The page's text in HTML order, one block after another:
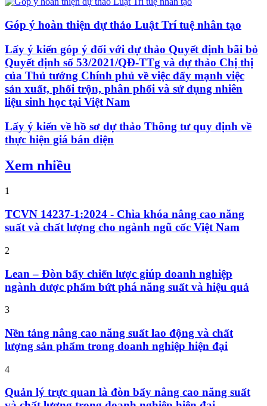
Góp ý hoàn thiện dự thảo Luật Trí tuệ nhân tạo
Lấy ý kiến góp ý đối với dự thảo Quyết định bãi bỏ
Quyết định số 53/2021/QĐ-TTg và dự thảo Chị thị
của Thủ tướng Chính phủ về việc đẩy mạnh việc
sản xuất, phối trộn, phân phối và sử dụng nhiên
liệu sinh học tại Việt Nam
Lấy ý kiến về hồ sơ dự thảo Thông tư quy định về
thực hiện giá bán điện
Xem nhiều
1
TCVN 14237-1:2024 - Chìa khóa nâng cao năng
suất và chất lượng cho ngành ngũ cốc Việt Nam
2
Lean – Đòn bẩy chiến lược giúp doanh nghiệp
ngành dược phẩm bứt phá năng suất và hiệu quả
3
Nền tảng nâng cao năng suất lao động và chất
lượng sản phẩm trong doanh nghiệp hiện đại
4
Quản lý trực quan là đòn bẩy nâng cao năng suất